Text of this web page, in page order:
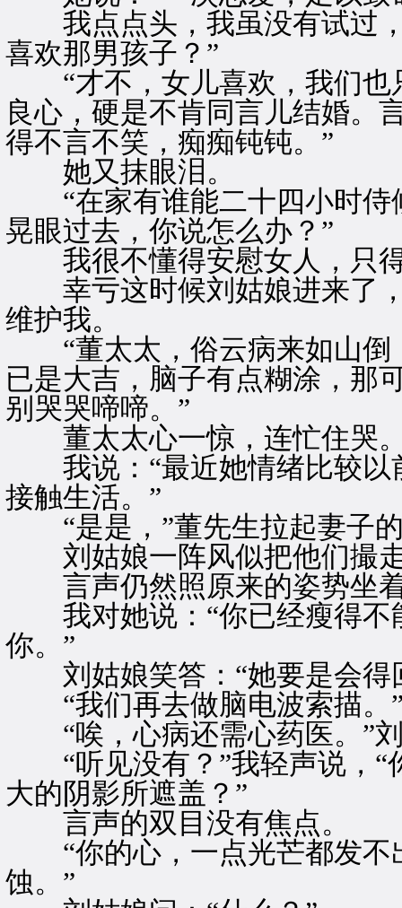
我点点头，我虽没有试过，
喜欢那男孩子？”
“才不，女儿喜欢，我们也
良心，硬是不肯同言儿结婚。
得不言不笑，痴痴钝钝。”
她又抹眼泪。
“在家有谁能二十四小时侍
晃眼过去，你说怎么办？”
我很不懂得安慰女人，只
幸亏这时候刘姑娘进来了，
维护我。
“董太太，俗云病来如山倒
已是大吉，脑子有点糊涂，那
别哭哭啼啼。”
董太太心一惊，连忙住哭
我说：“最近她情绪比较以
接触生活。”
“是是，”董先生拉起妻子的
刘姑娘一阵风似把他们撮
言声仍然照原来的姿势坐
我对她说：“你已经瘦得不
你。”
刘姑娘笑答：“她要是会得
“我们再去做脑电波索描。
“唉，心病还需心药医。”刘
“听见没有？”我轻声说，“
大的阴影所遮盖？”
言声的双目没有焦点。
“你的心，一点光芒都发不
蚀。”